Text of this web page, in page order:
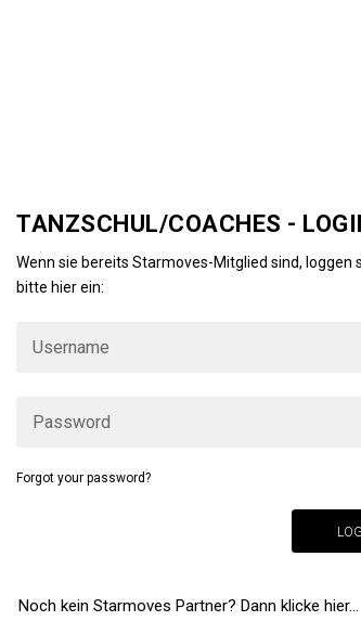
TANZSCHUL/COACHES -
Wenn sie bereits Starmoves-Mitglied sind, loggen
bitte hier ein:
Forgot your password?
Noch kein Starmoves Partner? Dann klicke hier...